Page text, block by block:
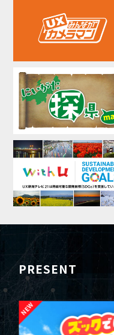
PRESENT